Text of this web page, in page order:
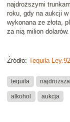
najdroższymi
roku, gdy na aukcji
wykonana ze złota,
za nią milion dolarów.
Źródło: Tequila
tequila najdroższa
alkohol aukcja